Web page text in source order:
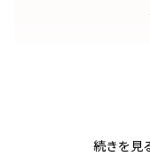
続きを見